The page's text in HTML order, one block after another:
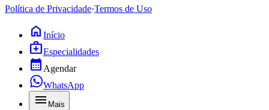
Política de Privacidade·Termos de Uso
home Início
medical_servicesEspecialidades
calendar_month Agendar
WhatsApp
menu Mais